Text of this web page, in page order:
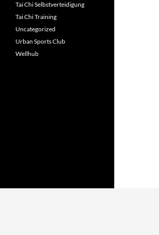
Tai Chi Selbstverteidigung
Tai Chi Training
Uncategorized
Urban Sports Club
Wellhub